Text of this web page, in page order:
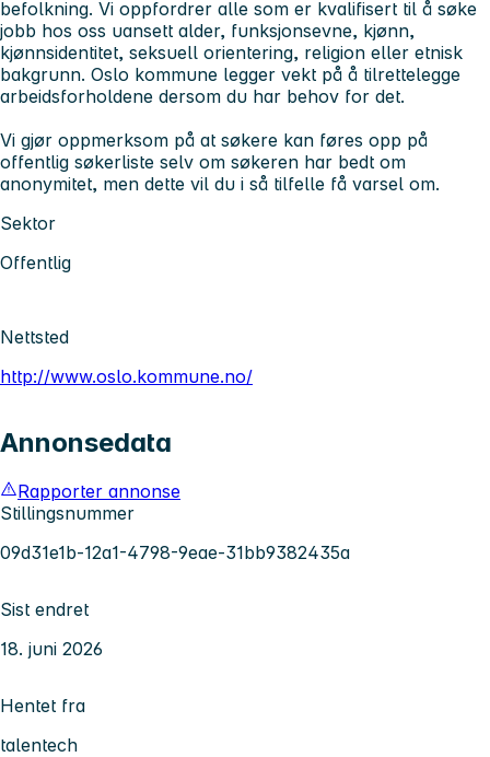
befolkning. Vi oppfordrer alle som er kvalifisert til å søke
jobb hos oss uansett alder, funksjonsevne, kjønn,
kjønnsidentitet, seksuell orientering, religion eller etnisk
bakgrunn. Oslo kommune legger vekt på å tilrettelegge
arbeidsforholdene dersom du har behov for det.
Vi gjør oppmerksom på at søkere kan føres opp på
offentlig søkerliste selv om søkeren har bedt om
anonymitet, men dette vil du i så tilfelle få varsel om.
Sektor
Offentlig
Nettsted
http://www.oslo.kommune.no/
Annonsedata
Rapporter annonse
Stillingsnummer
09d31e1b-12a1-4798-9eae-31bb9382435a
Sist endret
18. juni 2026
Hentet fra
talentech